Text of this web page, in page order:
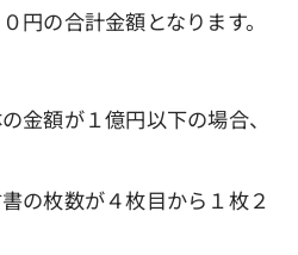
円の合計金額となります。
金額が１億円以下の場合、
の枚数が４枚目から１枚２